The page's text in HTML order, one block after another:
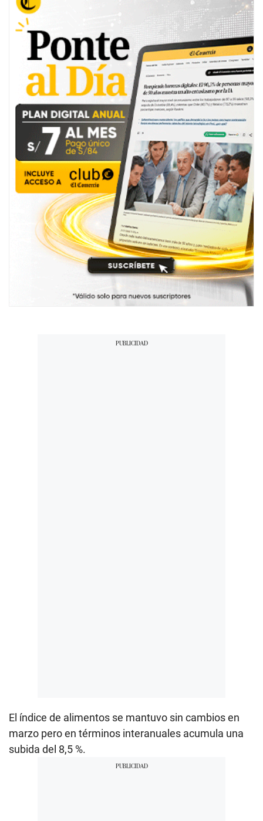
El índice de alimentos se mantuvo sin cambios en
marzo pero en términos interanuales acumula una
subida del 8,5 %.